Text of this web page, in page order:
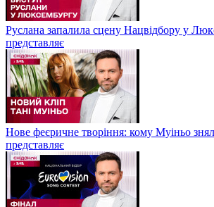
Руслана запалила сцену Нацвідбору у
представляє
Нове феєричне творіння: кому Муіньо
представляє